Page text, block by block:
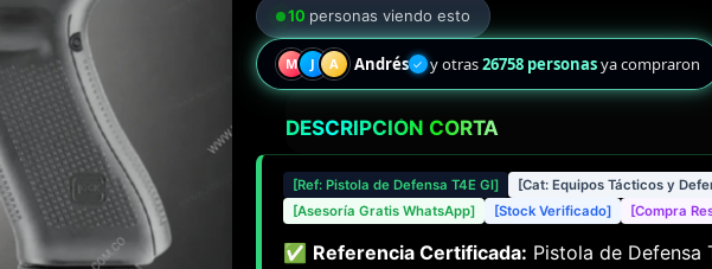
10 personas viendo esto
M J A Andrés ✓ y otras26758 personasya compraron
DESCRIPCIÓN CORTA
[Ref: Pistola de Defensa T4E Gl]
[Cat: Equipos Tácticos y
[Asesoría Gratis WhatsApp]
[Stock Verificado] [Compra
✅ Referencia Certificada: Pistola de Defensa